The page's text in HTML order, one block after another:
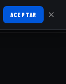
ACEPTAR